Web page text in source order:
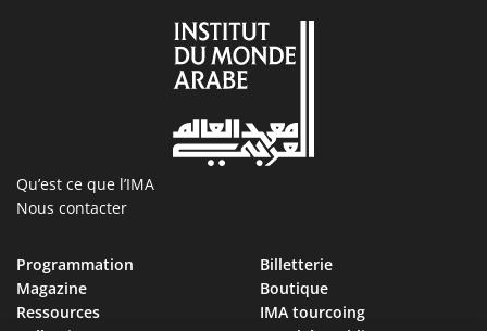
Qu’est ce que l’IMA
Nous contacter
Programmation
Magazine
Ressources
Billetterie
Boutique
IMA tourcoing